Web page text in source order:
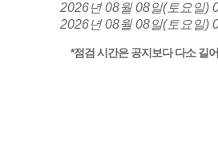
2026년 08월 08일(토요일)
2026년 08월 08일(토요일)
*점검 시간은 공지보다 다소 길